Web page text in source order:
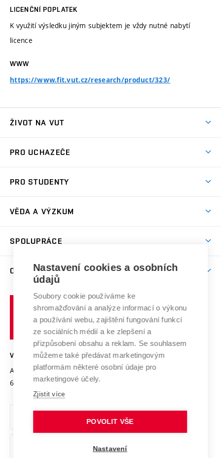
LICENČNÍ POPLATEK
K využití výsledku jiným subjektem je vždy nutné nabytí
licence
WWW
https://www.fit.vut.cz/research/product/323/
ŽIVOT NA VUT
Koleje
Sport na VUT
Brno
PRO UCHAZEČE
Dny otevřených dveří
Celoživotní vzdělávání
E-přihláška
PRO STUDENTY
Harmonogram akademického roku
Závěrečné práce
Doktorské studium
Zpracování osobních údajů studentů
Sociální bezpečí
Studium bez bariér
Podpora podnikání
VĚDA A VÝZKUM
Mezinárodní vědecká rada
Systém zajišťování kvality výzkumu
Výzkumné infrastruktury
Transfer znalostí
Open Science
Projekty
Projekty ze strukturálních fondů
Specifický výzkum
SPOLUPRÁCE
Zahraniční spolupráce
Spolupráce se školami
Služby univerzity
Mezinárodní dohody
Univerzitní sítě
O UNIVERZITĚ
Profil univerzity
Udržitelná univerzita
Podnikavá univerzita / ContriBUTe
Bezpečná univerzita
Vyznamenání
Organizační struktura
Ochrana osobních údajů
odkaz)
učení
technické
VYSOKÉ UČENÍ TECHNICKÉ V BRNĚ
Antonínská 548/1
602 00 Brno
www.vut.cz
vut@vutbr.cz
Nastavení cookies a osobních
údajů
Soubory cookie používáme ke
shromažďování a analýze informací o výkonu
a používání webu, zajištění fungování funkcí
ze sociálních médií a ke zlepšení a
přizpůsobení obsahu a reklam. Se souhlasem
můžeme také předávat marketingovým
platformám některé osobní údaje pro
marketingové účely.
Zjistit více
POVOLIT VŠE
Nastavení